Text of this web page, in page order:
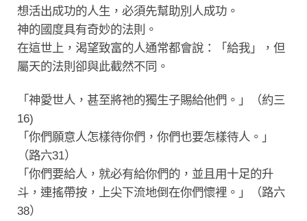
想活出成功的人生，必須先幫助別人成功。
神的國度具有奇妙的法則。
在這世上，渴望致富的人通常都會說：「給我」，但
屬天的法則卻與此截然不同。
「神愛世人，甚至將祂的獨生子賜給他們。」（約三
16)
「你們願意人怎樣待你們，你們也要怎樣待人。」
（路六31）
「你們要給人，就必有給你們的，並且用十足的升
斗，連搖帶按，上尖下流地倒在你們懷裡。」（路六
38）